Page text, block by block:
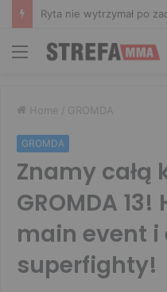
Menu
Home / GROMDA
GROMDA
Znamy całą
GROMDA
main event i
superfighty!